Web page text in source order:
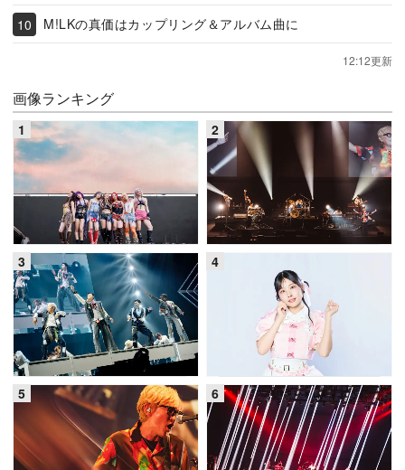
M!LKの真価はカップリング＆アルバム曲に
12:12更新
画像ランキング